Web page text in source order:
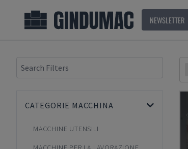
NEWSLETTER
CATEGORIE MACCHINA
MACCHINE UTENSILI